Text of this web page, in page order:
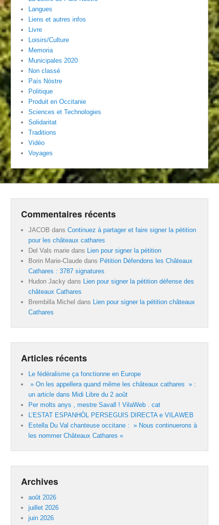
Langues
Liens et autres infos
Livre
Loisirs/Culture
Memoria
Municipales 2020
Non classé
País Nòstre
Politique
Produit en Occitanie
Sciences et Technologies
Solidaritat
Traditions
Vidéo
Voyages
Commentaires récents
JACOB dansContinuez à partager et faire signer la pétition
pour les châteaux cathares
Del Vals marie dans
Lien pour signer la pétition
Borin Marie-Claude dans Pétition Défendons les Châteaux
Cathares : 3787 signatures
Hudon Jacky dans
Lien pour signer la pétition défense des
châteaux Cathares
Brembilla Michel dans
Lien pour signer la pétition châteaux
Cathares
Articles récents
Le fédéralisme ça fonctionne en Europe
» On les appellera quand même les châteaux cathares » :
un article dans Midi Libre du 2 août
Per molts anys , mestre Savall ! VilaWeb . cat
L’ESTAT ESPANHÒL PERSEGUIS DIRECTA e VILAWEB
Estella Du Val chanteuse occitane : » Nous continuerons à
les nommer Châteaux Cathares «
Archives
août 2026
juillet 2026
juin 2026